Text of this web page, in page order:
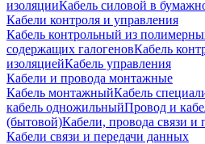
изоляцииКабель силовой в
Кабели контроля и управления
Кабель контрольный из
содержащих галогеновКабель
изоляциейКабель управления
Кабели и провода монтажные
Кабель монтажныйКабель
кабель одножильныйПровод и
(бытовой)Кабели, провода связи и
Кабели связи и передачи данных